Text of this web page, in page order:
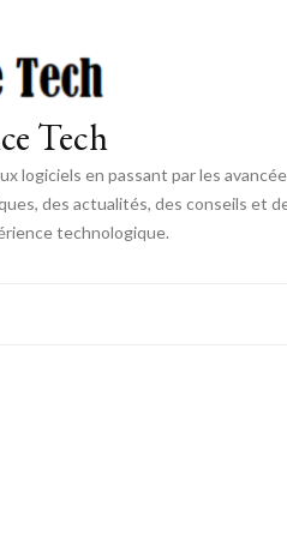
Tech
logiciels en passant par les
des actualités, des conseils et
technologique.